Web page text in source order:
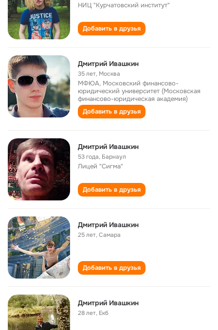
НИЦ "Курчатовский институт"
Добавить в друзья
Дмитрий Ивашкин
35 лет, Москва
МФЮА, Московский финансово-
юридический университет (Московская
финансово-юридическая академия)
Добавить в друзья
Дмитрий Ивашкин
53 года, Барнаул
Лицей "Сигма"
Добавить в друзья
Дмитрий Ивашкин
25 лет,Самара
Добавить в друзья
Дмитрий Ивашкин
28 лет, Екб